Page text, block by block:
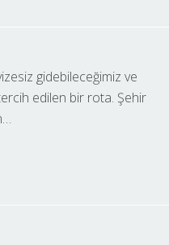
gidebileceğimiz ve
edilen bir rota. Şehir